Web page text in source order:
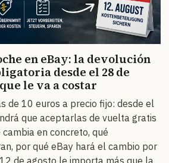
en eBay: la devolución
desde el 28 de
le va a costar
de 10 euros a precio fijo: desde el
que aceptarlas de vuelta gratis
en concreto, qué
por qué eBay hará el cambio por
de agosto le importa más que la